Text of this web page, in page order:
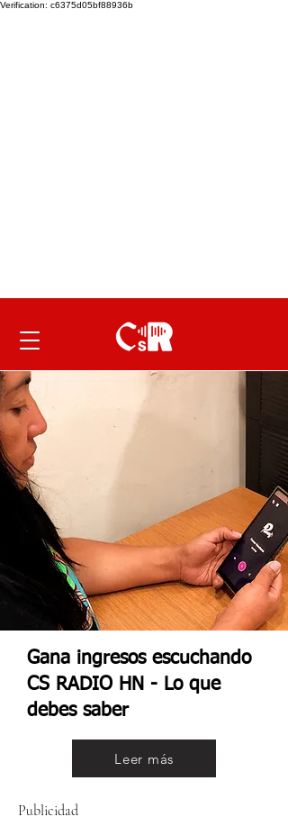
Verification: c6375d05bf88936b
Gana ingresos escuchando
CS RADIO HN - Lo que
debes saber
Leer más
Publicidad